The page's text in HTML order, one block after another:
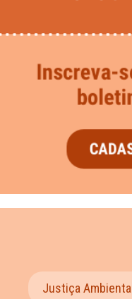
Justiça Ambiental